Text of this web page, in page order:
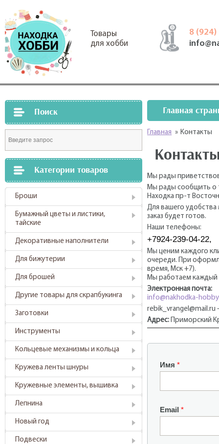
Товары
для хобби
8 (924)
Поиск
Категории товаров
Броши
Бумажный цветы и листики,
тайские
Декоративные наполнители
Для бижутерии
Для брошей
Другие товары для скрапбукинга
Заготовки
Инструменты
Кольцевые механизмы и кольца
Кружева ленты шнуры
Кружевные элементы, вышивка
Лепнина
Новый год
Подвески
Главная
Главная » Контакты
Мы рады
Мы рады сообщить о
Находка пр-т
Для вашего удобства
заказ будет готов.
Наши телефоны:
+7924-239-04-22,
Мы ценим каждого
очереди. При
время, Мск +7).
Мы работаем каждый
Электронная почта:
info@nakhodka-
Адрес: Приморский
Имя*
Email*